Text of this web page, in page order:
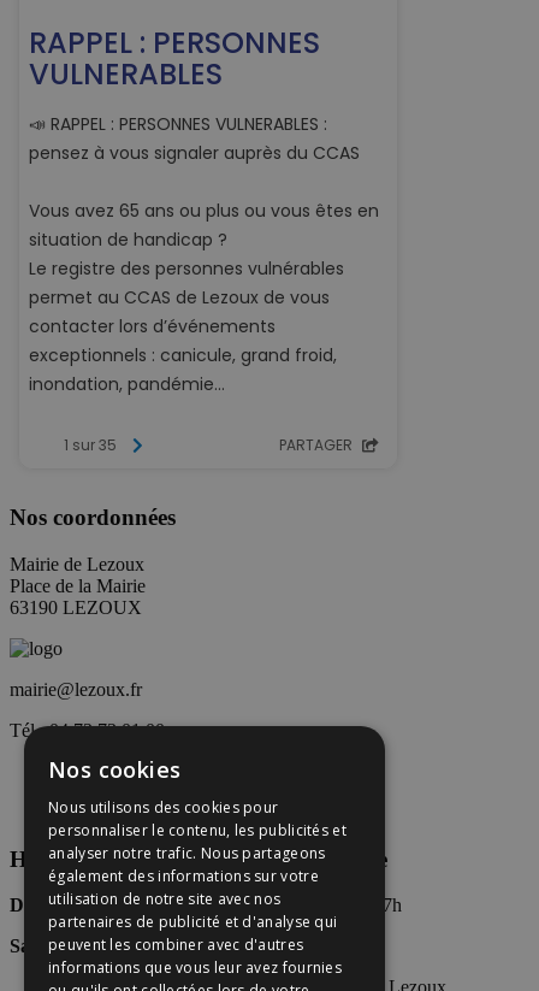
Nos coordonnées
Mairie de Lezoux
Place de la Mairie
63190 LEZOUX
mairie@lezoux.fr
Tél : 04 73 73 01 00
Horaires d’accueil du public en Mairie
Du Lundi au vendredi: 8h30-12h30 / 13h30-17h
Samedi:(Permanence)9h-12h
Nos cookies
Nous utilisons des cookies pour
personnaliser le contenu, les publicités et
analyser notre trafic. Nous partageons
également des informations sur votre
utilisation de notre site avec nos
partenaires de publicité et d'analyse qui
peuvent les combiner avec d'autres
informations que vous leur avez fournies